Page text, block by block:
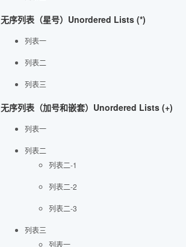
无序列表（星号）Unordered Lists (*)
列表一
列表二
列表三
无序列表（加号和嵌套）Unordered Lists (+)
列表一
列表二
列表二-1
列表二-2
列表二-3
列表三
列表一